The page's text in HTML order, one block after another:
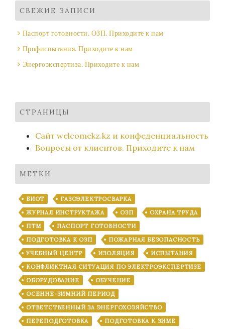
СВЕЖИЕ ЗАПИСИ
Паспорт готовности. ОЗП. Приходите к нам
Профиспытания. Приходите к нам
Энергоэкспертиза. Приходите к нам
СТРАНИЦЫ
Сайт welcomekz.kz и конфеденциальность
Вопросы от клиентов. Приходите к нам
МЕТКИ
БИОТ
ГАЗОЭЛЕКТРОСВАРКА
ЖУРНАЛ ИНСТРУКТАЖА
ОЗП
ОХРАНА ТРУДА
ПТМ
ПАСПОРТ ГОТОВНОСТИ
ПОДГОТОВКА К ОЗП
ПОЖАРНАЯ БЕЗОПАСНОСТЬ
УЧЕБНЫЙ ЦЕНТР
ИЗОЛЯЦИЯ
ИСПЫТАНИЯ
КОНФЛИКТНАЯ СИТУАЦИЯ ПО ЭЛЕКТРОЭКСПЕРТИЗЕ
ОБОРУДОВАНИЕ
ОБУЧЕНИЕ
ОСЕННЕ-ЗИМНИЙ ПЕРИОД
ОТВЕТСТВЕННЫЙ ЗА ЭНЕРГОХОЗЯЙСТВО
ПЕРЕПОДГОТОВКА
ПОДГОТОВКА К ЗИМЕ